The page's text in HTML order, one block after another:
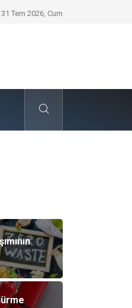
Geleceğin Evleri Nedir?
31 Tem 2026, Cum